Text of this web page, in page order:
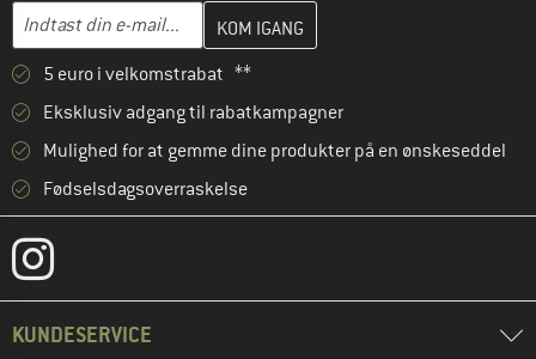
E-mail-adresse
Indtast din e-mailadresse her, og opret i næste trin din
5 euro i velkomstrabat **
Eksklusiv adgang til rabatkampagner
Mulighed for at gemme dine produkter på en ønskeseddel
Fødselsdagsoverraskelse
KUNDESERVICE